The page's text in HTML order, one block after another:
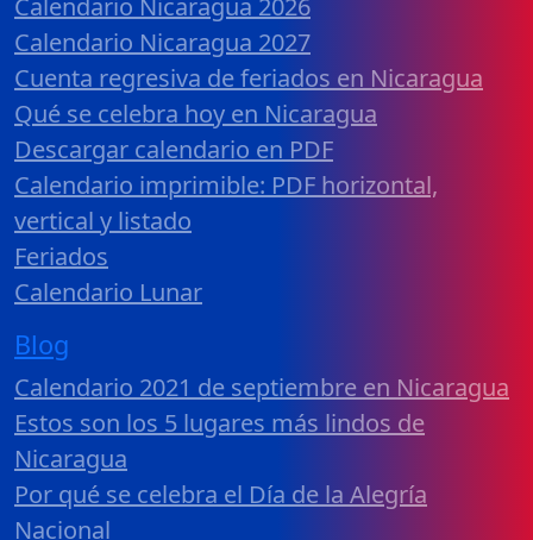
Calendario Nicaragua 2026
Calendario Nicaragua 2027
Cuenta regresiva de feriados en Nicaragua
Qué se celebra hoy en Nicaragua
Descargar calendario en PDF
Calendario imprimible: PDF horizontal,
vertical y listado
Feriados
Calendario Lunar
Blog
Calendario 2021 de septiembre en Nicaragua
Estos son los 5 lugares más lindos de
Nicaragua
Por qué se celebra el Día de la Alegría
Nacional